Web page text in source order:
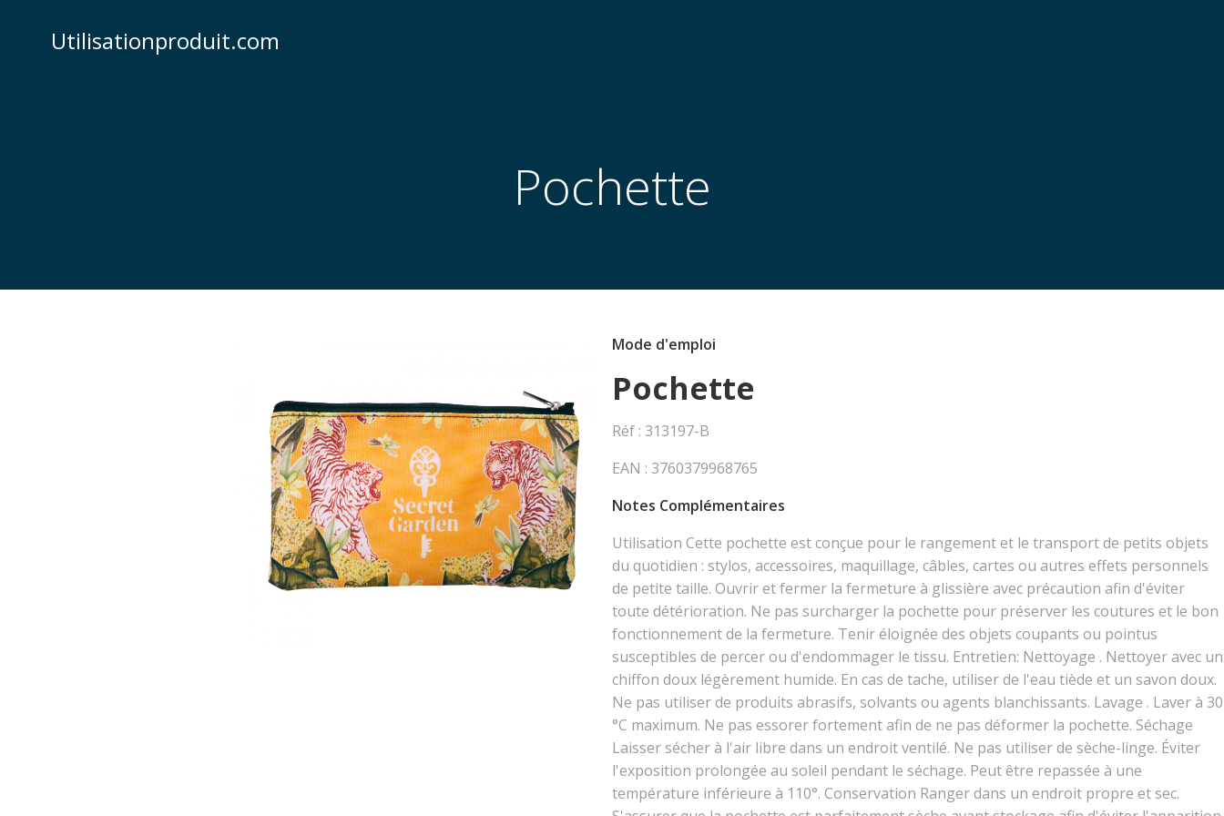
Utilisationproduit.com
Pochette
Mode d'emploi
Pochette
Réf : 313197-B
EAN : 3760379968765
Notes Complémentaires
Utilisation Cette pochette est conçue pour le rangement et le transport de petits objets
du quotidien : stylos, accessoires, maquillage, câbles, cartes ou autres effets personnels
de petite taille. Ouvrir et fermer la fermeture à glissière avec précaution afin d'éviter
toute détérioration. Ne pas surcharger la pochette pour préserver les coutures et le bon
fonctionnement de la fermeture. Tenir éloignée des objets coupants ou pointus
susceptibles de percer ou d'endommager le tissu. Entretien: Nettoyage . Nettoyer avec un
chiffon doux légèrement humide. En cas de tache, utiliser de l'eau tiède et un savon doux.
Ne pas utiliser de produits abrasifs, solvants ou agents blanchissants. Lavage . Laver à 30
°C maximum. Ne pas essorer fortement afin de ne pas déformer la pochette. Séchage
Laisser sécher à l'air libre dans un endroit ventilé. Ne pas utiliser de sèche-linge. Éviter
l'exposition prolongée au soleil pendant le séchage. Peut être repassée à une
température inférieure à 110°. Conservation Ranger dans un endroit propre et sec.